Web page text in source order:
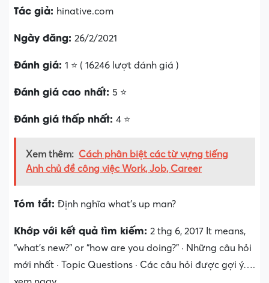
Tác giả: hinative.com
Ngày đăng: 26/2/2021
Đánh giá: 1 ⭐ ( 16246 lượt đánh giá )
Đánh giá cao nhất: 5 ⭐
Đánh giá thấp nhất: 4 ⭐
Xem thêm: Cách phân biệt các từ vựng tiếng
Anh chủ đề công việc Work, Job, Career
Tóm tắt: Định nghĩa what’s up man?
Khớp với kết quả tìm kiếm: 2 thg 6, 2017 It means,
“what’s new?” or “how are you doing?” · Những câu hỏi
mới nhất · Topic Questions · Các câu hỏi được gợi ý….